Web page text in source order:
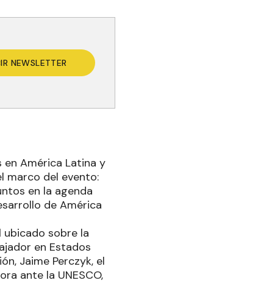
NEWSLETTER
América Latina y
marco del evento:
en la agenda
de América
sobre la
en Estados
Jaime Perczyk, el
ante la UNESCO,